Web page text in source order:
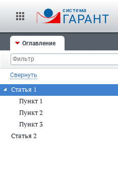
cистема
ГАРАНТ
Оглавление
Свернуть
Статья 1
Пункт 1
Пункт 2
Пункт 3
Статья 2